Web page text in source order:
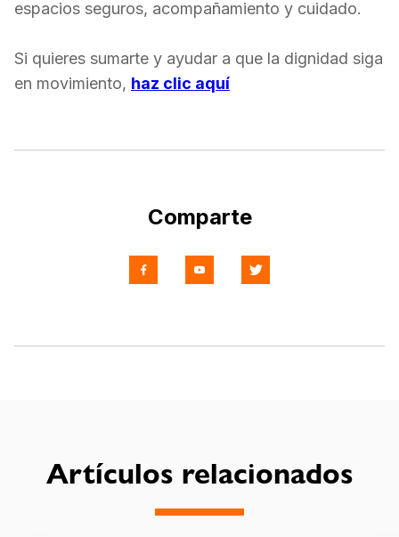
espacios seguros, acompañamiento y cuidado.
Si quieres sumarte y ayudar a que la dignidad siga
en movimiento, haz clic aquí
Comparte
Artículos relacionados